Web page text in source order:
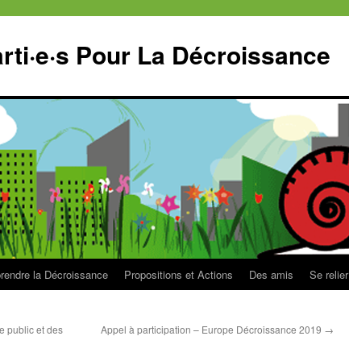
Pour La Décroissance
la Décroissance Propositions et Actions Des amis Se relier
public et des
Appel à participation – Europe Décroissance 2019 →